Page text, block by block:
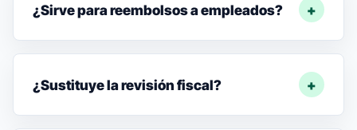
¿Sirve para reembolsos a empleados?
¿Sustituye la revisión fiscal?